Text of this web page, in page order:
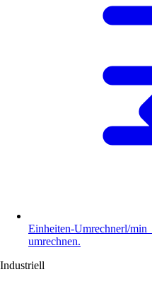
Einheiten-Umrechnerl/min
umrechnen.
Industriell